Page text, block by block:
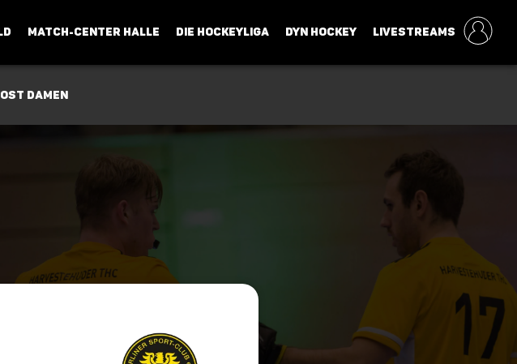
MATCH-CENTER HALLE DIE HOCKEYLIGA DYN HOCKEY LIVESTREAMS
Damen